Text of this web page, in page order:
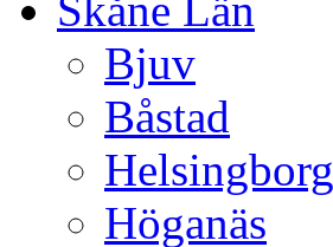
Skåne Län
Bjuv
Båstad
Helsingborg
Höganäs